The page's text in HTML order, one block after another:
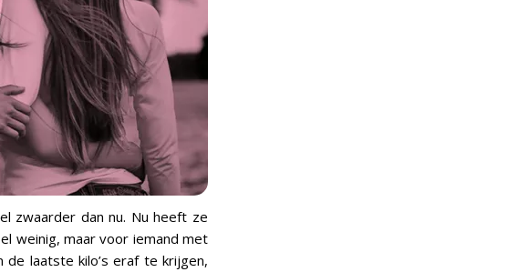
zwaarder dan nu. Nu heeft ze
weinig, maar voor iemand met
laatste kilo’s eraf te krijgen,